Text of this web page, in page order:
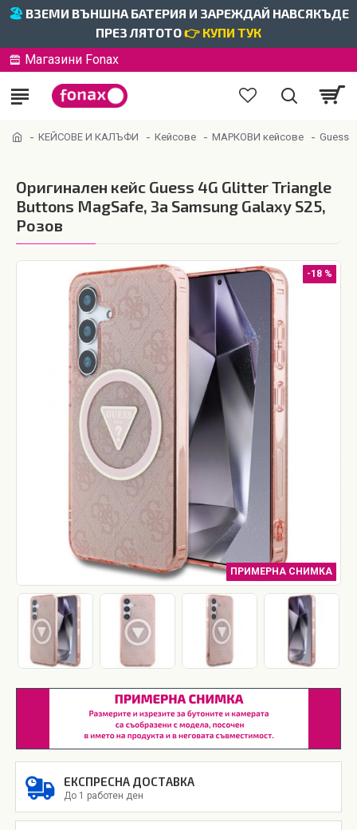
🏖️ ВЗЕМИ ВЪНШНА БАТЕРИЯ И ЗАРЕЖДАЙ НАВСЯКЪДЕ
ПРЕЗ ЛЯТОТО👉 КУПИ ТУК
Магазини Fonax
КЕЙСОВЕ И КАЛЪФИ Кейсове МАРКОВИ кейсове Guess
Оригинален кейс Guess 4G Glitter Triangle
Buttons MagSafe, За Samsung Galaxy S25,
Розов
ПРИМЕРНА СНИМКА
-18 %
ЕКСПРЕСНА ДОСТАВКА
До 1 работен ден